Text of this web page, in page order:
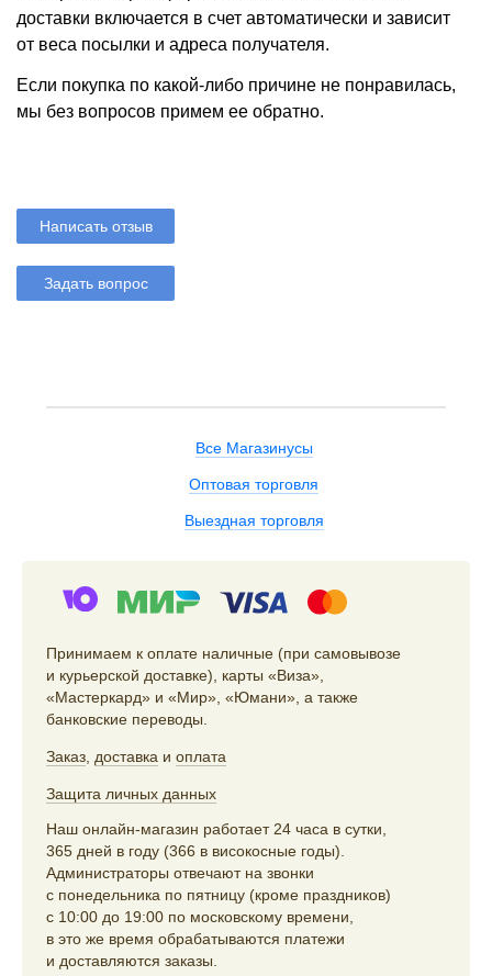
доставки включается в счет автоматически и зависит
от веса посылки и адреса получателя.
Если покупка по какой-либо причине не понравилась,
мы без вопросов примем ее обратно.
Написать отзыв
Задать вопрос
Все Магазинусы
Оптовая торговля
Выездная торговля
Принимаем к оплате наличные (при самовывозе
и курьерской доставке), карты «Виза»,
«Мастеркард» и «Мир», «Юмани», а также
банковские переводы.
Заказ доставка и оплата
Защита личных данных
Наш онлайн-магазин работает 24 часа в сутки,
365 дней в году (366 в високосные годы).
Администраторы отвечают на звонки
с понедельника по пятницу (кроме праздников)
с 10:00 до 19:00 по московскому времени,
в это же время обрабатываются платежи
и доставляются заказы.